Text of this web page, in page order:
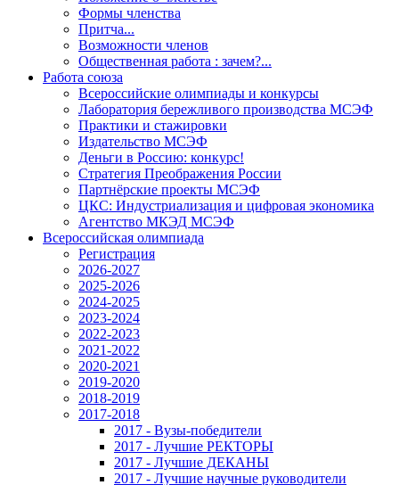
Формы членства
Притча...
Возможности членов
Общественная работа : зачем?...
Работа союза
Всероссийские олимпиады и конкурсы
Лаборатория бережливого производства МСЭФ
Практики и стажировки
Издательство МСЭФ
Деньги в Россию: конкурс!
Стратегия Преображения России
Партнёрские проекты МСЭФ
ЦКС: Индустриализация и цифровая экономика
Агентство МКЭД МСЭФ
Всероссийская олимпиада
Регистрация
2026-2027
2025-2026
2024-2025
2023-2024
2022-2023
2021-2022
2020-2021
2019-2020
2018-2019
2017-2018
2017 - Вузы-победители
2017 - Лучшие РЕКТОРЫ
2017 - Лучшие ДЕКАНЫ
2017 - Лучшие научные руководители